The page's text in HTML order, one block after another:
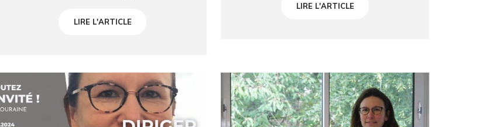
LIRE L'ARTICLE
LIRE L'ARTICLE